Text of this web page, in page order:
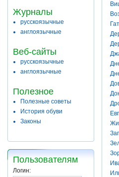
Журналы
русскоязычные
англоязычные
Веб-сайты
русскоязычные
англоязычные
Полезное
Полезные советы
История обуви
Законы
Пользователям
Логин: